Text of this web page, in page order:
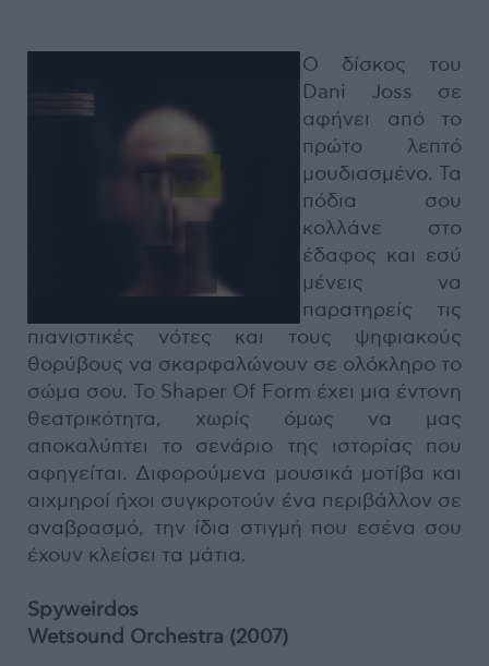
Ο δίσκος του
Dani Joss σε
αφήνει από το
πρώτο λεπτό
μουδιασμένο. Τα
πόδια σου
κολλάνε στο
έδαφος και εσύ
μένεις να
παρατηρείς τις
πιανιστικές νότες και τους ψηφιακούς
θορύβους να σκαρφαλώνουν σε ολόκληρο το
σώμα σου. Το Shaper Of Form έχει μια έντονη
θεατρικότητα, χωρίς όμως να μας
αποκαλύπτει το σενάριο της ιστορίας που
αφηγείται. Διφορούμενα μουσικά μοτίβα και
αιχμηροί ήχοι συγκροτούν ένα περιβάλλον σε
αναβρασμό, την ίδια στιγμή που εσένα σου
έχουν κλείσει τα μάτια.
Spyweirdos
Wetsound Orchestra (2007)